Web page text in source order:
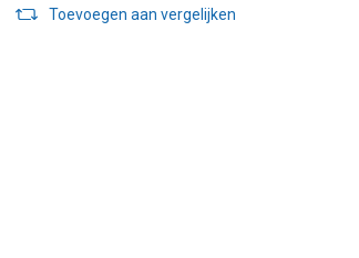
Toevoegen aan vergelijken